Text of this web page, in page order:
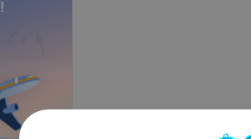
wifi,